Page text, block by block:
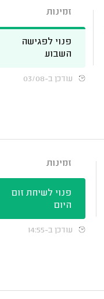
זמינות
פנוי לפגישה
השבוע
עודכן ב-03/08
זמינות
פנוי לשיחת זום
היום
עודכן ב-14:55